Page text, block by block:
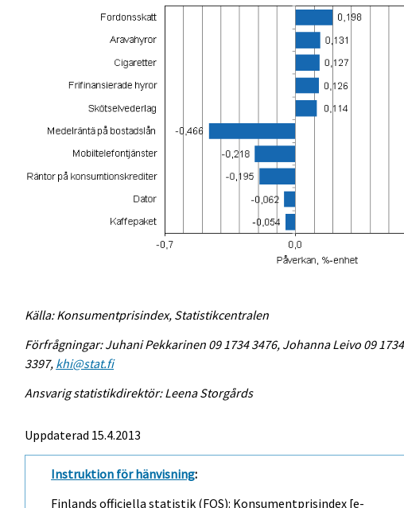
Källa: Konsumentprisindex, Statistikcentralen
Förfrågningar: Juhani Pekkarinen 09 1734 3476, Johanna Leivo 09 1734
3397, khi@stat.fi
Ansvarig statistikdirektör: Leena Storgårds
Uppdaterad 15.4.2013
Instruktion för hänvisning:
Finlands officiella statistik (FOS): Konsumentprisindex [e-